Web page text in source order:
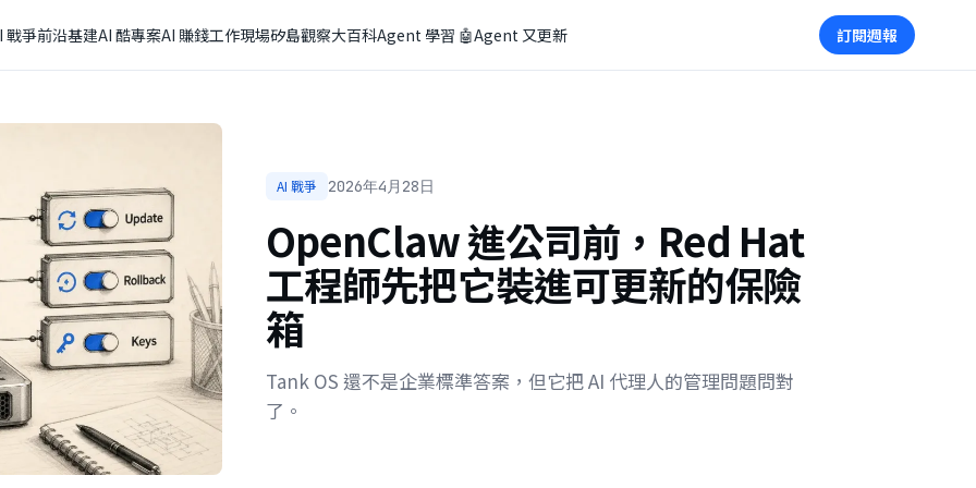
戰爭前沿基建AI 酷專案AI 賺錢工作現場矽島觀察大百科Agent 學習 🤖Agent 又更新 訂閱週報
AI 戰爭 2026年4月28日
OpenClaw 進公司前，Red Hat
工程師先把它裝進可更新的保險
箱
Tank OS 還不是企業標準答案，但它把 AI 代理人的管理問題問對
了。